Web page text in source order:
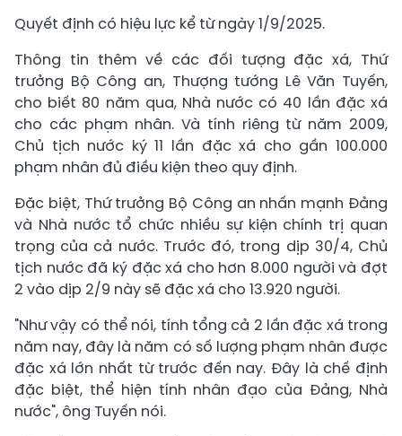
Quyết định có hiệu lực kể từ ngày 1/9/2025.
Thông tin thêm về các đối tượng đặc xá, Thứ
trưởng Bộ Công an, Thượng tướng Lê Văn Tuyến,
cho biết 80 năm qua, Nhà nước có 40 lần đặc xá
cho các phạm nhân. Và tính riêng từ năm 2009,
Chủ tịch nước ký 11 lần đặc xá cho gần 100.000
phạm nhân đủ điều kiện theo quy định.
Đặc biệt, Thứ trưởng Bộ Công an nhấn mạnh Đảng
và Nhà nước tổ chức nhiều sự kiện chính trị quan
trọng của cả nước. Trước đó, trong dịp 30/4, Chủ
tịch nước đã ký đặc xá cho hơn 8.000 người và đợt
2 vào dịp 2/9 này sẽ đặc xá cho 13.920 người.
"Như vậy có thể nói, tính tổng cả 2 lần đặc xá trong
năm nay, đây là năm có số lượng phạm nhân được
đặc xá lớn nhất từ trước đến nay. Đây là chế định
đặc biệt, thể hiện tính nhân đạo của Đảng, Nhà
nước", ông Tuyến nói.